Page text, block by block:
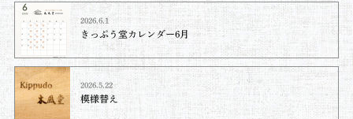
2026.6.1
きっぷう堂カレンダー6月
2026.5.22
模様替え